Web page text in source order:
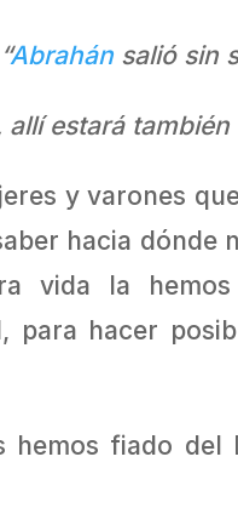
“Abrahánsalió sin
estará
y varones
hacia dónde
vida la
para hacer
fiado del